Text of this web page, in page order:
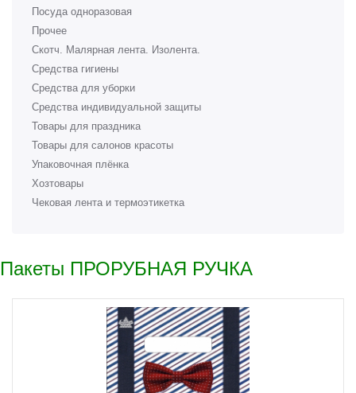
Посуда одноразовая
Прочее
Скотч. Малярная лента. Изолента.
Средства гигиены
Средства для уборки
Средства индивидуальной защиты
Товары для праздника
Товары для салонов красоты
Упаковочная плёнка
Хозтовары
Чековая лента и термоэтикетка
Пакеты ПРОРУБНАЯ РУЧКА